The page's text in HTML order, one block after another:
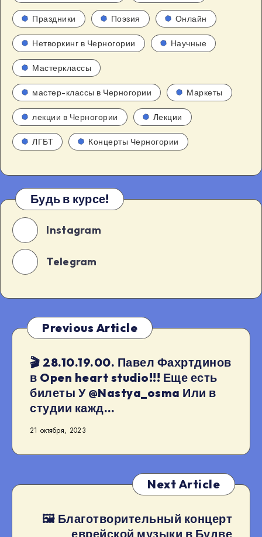
Праздники Поэзия Онлайн
Нетворкинг в Черногории Научные
Мастерклассы
мастер-классы в Черногории Маркеты
лекции в Черногории Лекции
ЛГБТ Концерты Черногории
Будь в курсе!
Instagram
Telegram
Previous Article
🎬 28.10.19.00. Павел Фахртдинов
в Open heart studio!!! Еще есть
билеты У @Nastya_osma Или в
студии кажд…
21 октября, 2023
Next Article
🖼 Благотворительный концерт
еврейской музыки в Будве